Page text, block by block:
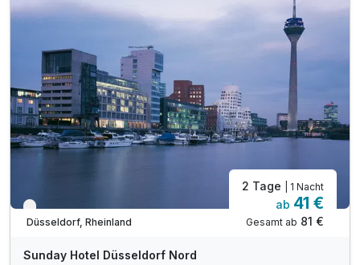
Verfügbar bis Dezember
Düsseldorf, Rheinland
2 Tage | 1 Nacht
ab 41 €
Gesamt ab 81 €
Sunday Hotel Düsseldorf Nord